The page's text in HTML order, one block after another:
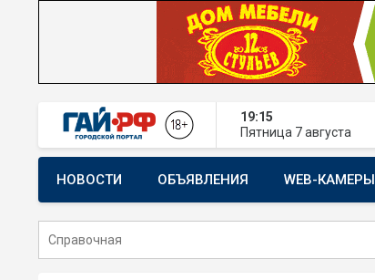
19:15
Пятница 7 августа
НОВОСТИ ОБЪЯВЛЕНИЯ WEB-КАМЕРЫ
СТРОИТЕЛЬСТВО И РЕМОНТ